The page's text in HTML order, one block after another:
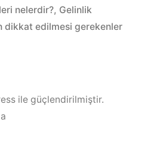
nelerdir?, Gelinlik
dikkat edilmesi gerekenler
ile güçlendirilmiştir.